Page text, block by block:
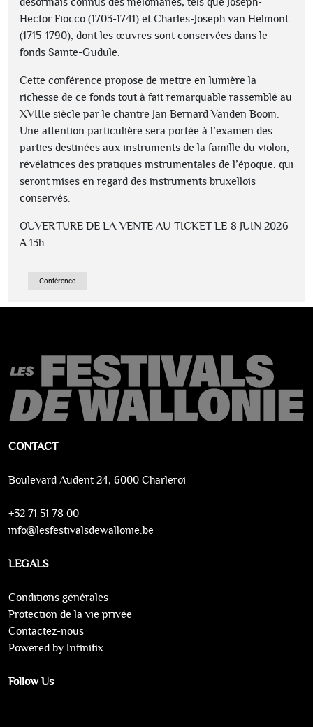
Hector Fiocco (1703-1741) et Charles-Joseph van Helmont
(1715-1790), dont les œuvres sont conservées dans le
fonds Sainte-Gudule.
Cette conférence propose de mettre en lumière la
richesse de ce fonds tout à fait remarquable rassemblé au
XVIIIe siècle par le chantre Jan Bernard Vanden Boom.
Une attention particulière sera portée à l’examen des
parties destinées aux instruments de la famille du violon,
révélatrices des pratiques instrumentales de l’époque, qui
seront mises en regard des instruments bruxellois
conservés.
OUVERTURE DE LA VENTE AU TICKET LE 8 JUIN 2026
A 13h.
Conférence
CONTACT
Boulevard Audent 24, 6000 Charleroi
+32 71 51 78 00
info@lesfestivalsdewallonie.be
LEGALS
Conditions générales
Protection de la vie privée
Contactez-nous
Powered by Infinitix
Follow Us